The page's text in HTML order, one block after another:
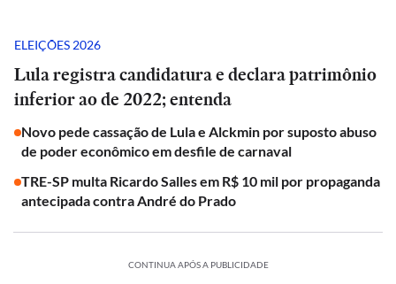
ELEIÇÕES 2026
Lula registra candidatura e declara patrimônio
inferior ao de 2022; entenda
Novo pede cassação de Lula e Alckmin por suposto abuso
de poder econômico em desfile de carnaval
TRE-SP multa Ricardo Salles em R$ 10 mil por propaganda
antecipada contra André do Prado
CONTINUA APÓS A PUBLICIDADE